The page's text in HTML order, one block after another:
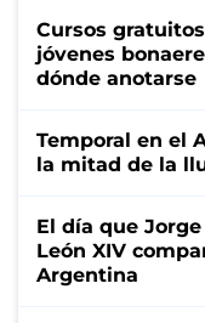
Cursos
jóvenes
dónde anotarse
Temporal en el
la mitad de la
El día que
León XIV
Argentina